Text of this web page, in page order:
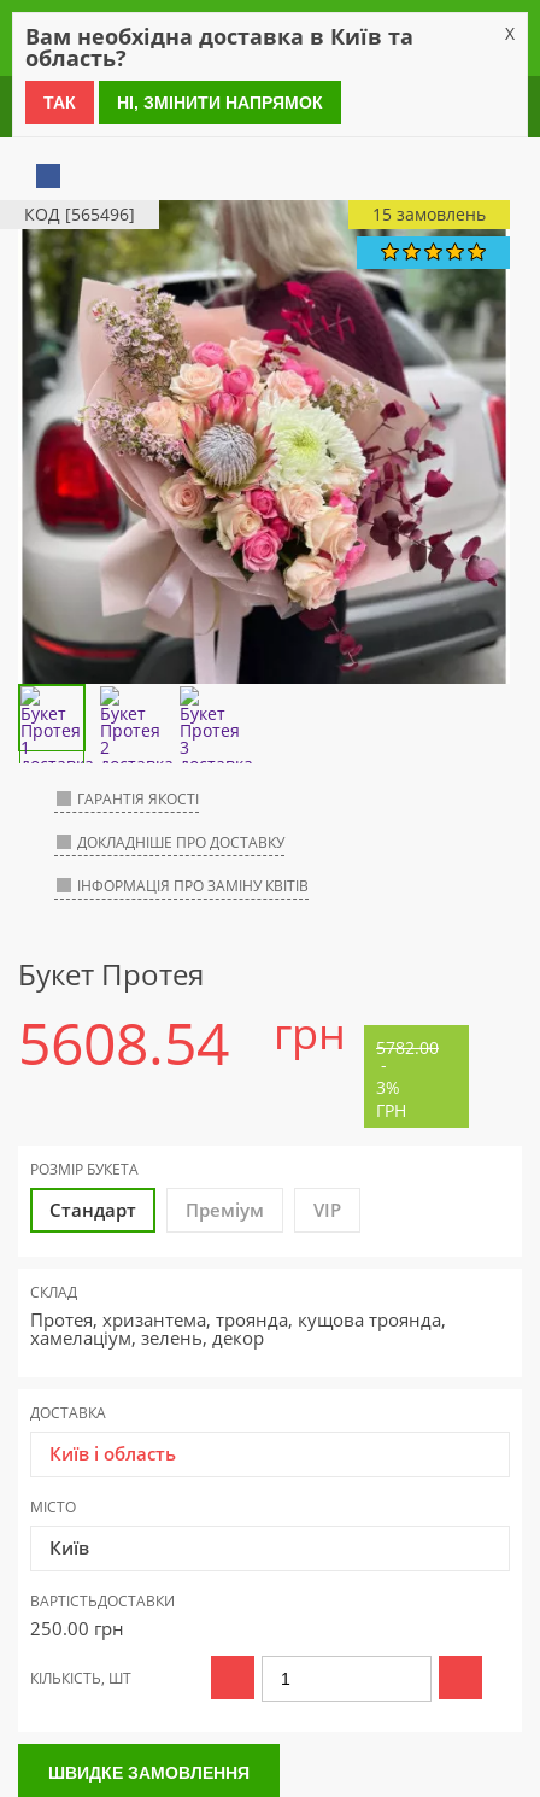
0 800 21 54 55
КОД [565496] 15 замовлень
ГАРАНТІЯ ЯКОСТІ
ДОКЛАДНІШЕ ПРО ДОСТАВКУ
ІНФОРМАЦІЯ ПРО ЗАМІНУ КВІТІВ
Букет Протея
5608.54 грн 5782.00
-
3%
ГРН
РОЗМІР БУКЕТА
Стандарт Преміум VIP
СКЛАД
Протея, хризантема, троянда, кущова троянда,
хамелаціум, зелень, декор
ДОСТАВКА
Київ і область
МІСТО
Київ
ВАРТІСТЬДОСТАВКИ
250.00 грн
КІЛЬКІСТЬ, ШТ
ШВИДКЕ ЗАМОВЛЕННЯ
Вам необхідна доставка в Київ та
область?
X
ТАК НІ, ЗМІНИТИ НАПРЯМОК